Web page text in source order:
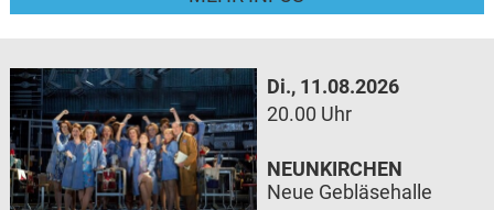
Di., 11.08.2026
20.00 Uhr
NEUNKIRCHEN
Neue Gebläsehalle